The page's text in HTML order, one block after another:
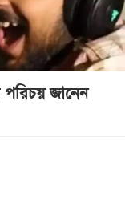
পরিচয় জানেন